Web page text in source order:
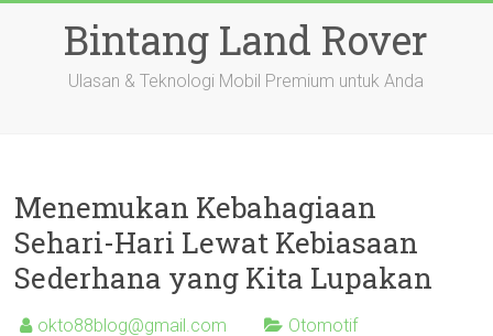
Bintang Land Rover
Ulasan & Teknologi Mobil Premium untuk Anda
Menemukan Kebahagiaan
Sehari-Hari Lewat Kebiasaan
Sederhana yang Kita Lupakan
okto88blog@gmail.com Otomotif